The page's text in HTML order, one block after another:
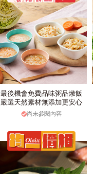
最後機會免費品味粥品燉飯
嚴選天然素材無添加更安心
尚未參閱內容